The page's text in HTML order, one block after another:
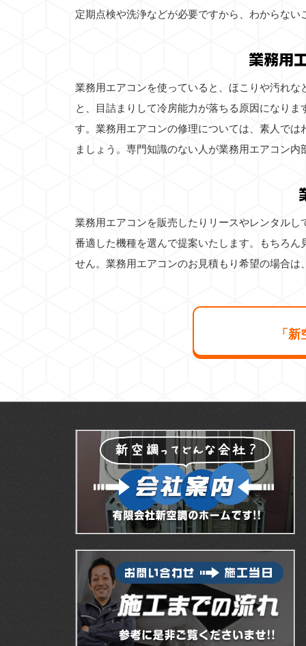
定期点検や洗浄などが必要ですから、わからな
業務用
業務用エアコンを使っていると、ほこりや汚れ
と、目詰まりして冷房能力が落ちる原因になり
す。業務用エアコンの修理については、素人で
ましょう。専門知識のない人が業務用エアコン
業務用エアコンを販売したりリースやレンタル
番適した機種を選んで提案いたします。もちろ
せん。業務用エアコンのお見積もり希望の場合
「